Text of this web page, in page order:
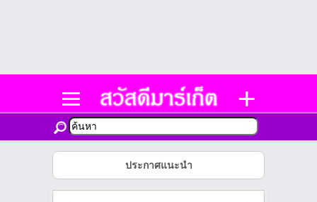
ประกาศแนะนำ